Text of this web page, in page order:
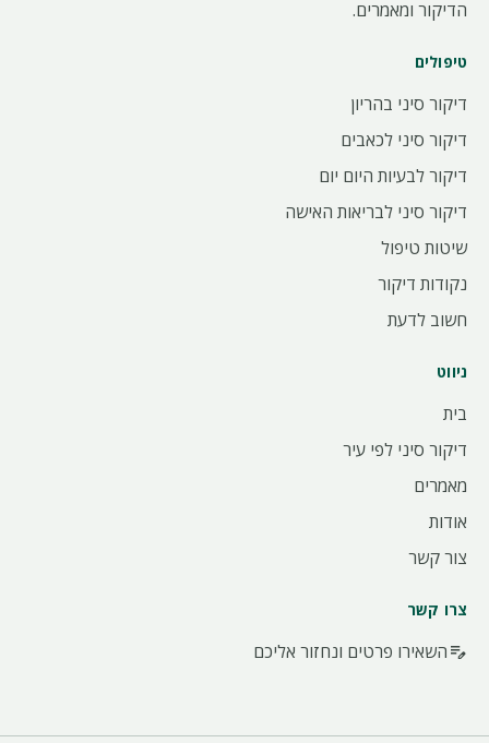
הדיקור ומאמרים.
טיפולים
דיקור סיני בהריון
דיקור סיני לכאבים
דיקור לבעיות היום יום
דיקור סיני לבריאות האישה
שיטות טיפול
נקודות דיקור
חשוב לדעת
ניווט
בית
דיקור סיני לפי עיר
מאמרים
אודות
צור קשר
צרו קשר
edit_noteהשאירו פרטים ונחזור אליכם